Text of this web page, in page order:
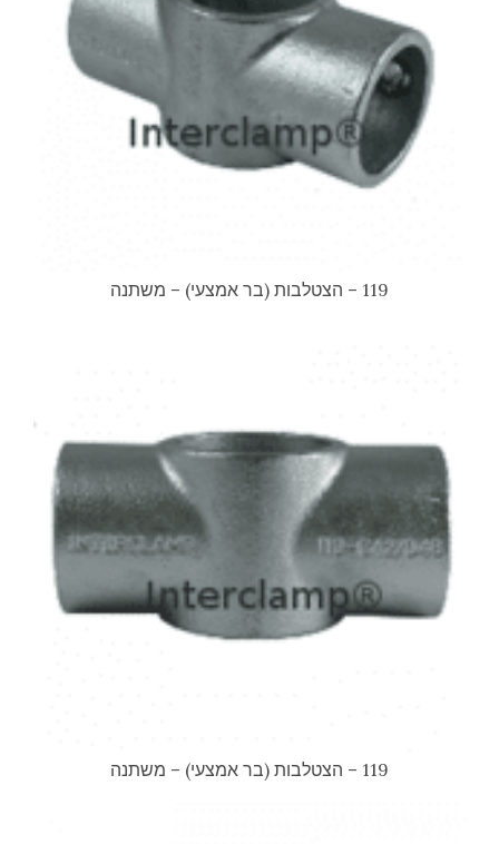
119 – הצטלבות (בר אמצעי) – משתנה
119 – הצטלבות (בר אמצעי) – משתנה